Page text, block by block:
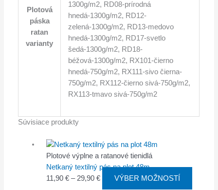
Plotová
páska
ratan
varianty
1300g/m2, RD08-prírodná
hnedá-1300g/m2, RD12-
zelená-1300g/m2, RD13-medovo
hnedá-1300g/m2, RD17-svetlo
šedá-1300g/m2, RD18-
béžová-1300g/m2, RX101-čierno
hnedá-750g/m2, RX111-sivo čierna-
750g/m2, RX112-čierno sivá-750g/m2,
RX113-tmavo sivá-750g/m2
Súvisiace produkty
Plotové výplne a ratanové tienidlá
Netkaný textilný pás na plot 48m
11,90€ – 29,90€ VÝBER MOŽNOSTÍ